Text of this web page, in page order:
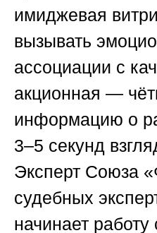
имиджевая
вызывать
ассоциации с
акционная —
информацию о
3–5 секунд
Эксперт Союза
судебных
начинает